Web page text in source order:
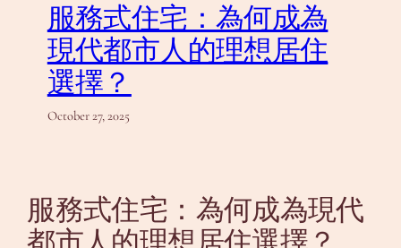
服務式住宅：為何成為
現代都市人的理想居住
選擇？
October 27, 2025
服務式住宅：為何成為現代